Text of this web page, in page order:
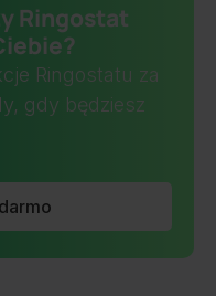
Ringostat
Ringostatu za
gdy będziesz